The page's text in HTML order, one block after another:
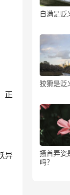
正
异
自满是贬
狡猾是贬
搔首弄姿
吗？